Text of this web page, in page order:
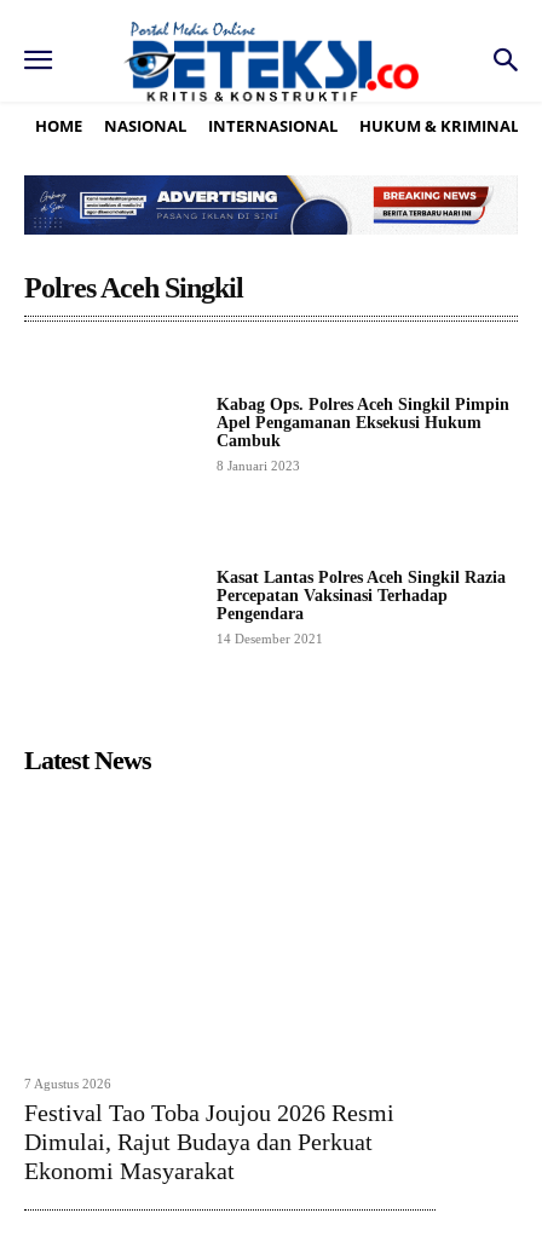
HOME NASIONAL INTERNASIONAL HUKUM & KRIMINAL
Polres Aceh Singkil
Kabag Ops. Polres Aceh Singkil Pimpin
Apel Pengamanan Eksekusi Hukum
Cambuk
8 Januari 2023
Kasat Lantas Polres Aceh Singkil Razia
Percepatan Vaksinasi Terhadap
Pengendara
14 Desember 2021
Latest News
7 Agustus 2026
Festival Tao Toba Joujou 2026 Resmi
Dimulai, Rajut Budaya dan Perkuat
Ekonomi Masyarakat